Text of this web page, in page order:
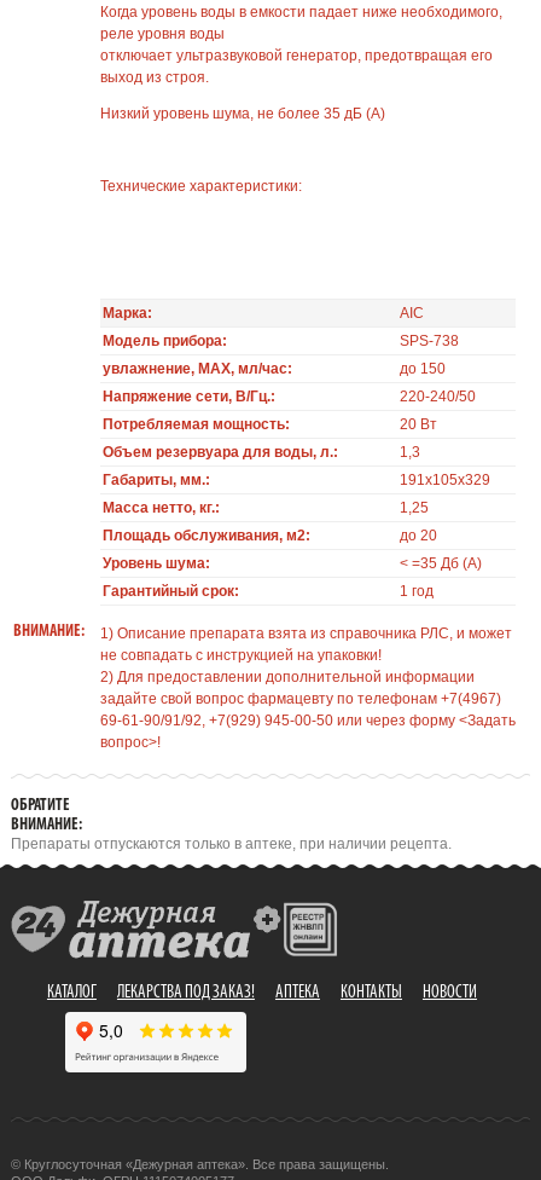
Когда уровень воды в емкости падает ниже необходимого,
реле уровня воды
отключает ультразвуковой генератор, предотвращая его
выход из строя.
Низкий уровень шума, не более 35 дБ (А)
Технические характеристики:
Марка:
AIC
Модель прибора:
SPS-738
увлажнение, MAX, мл/час:
до 150
Напряжение сети, В/Гц.:
220-240/50
Потребляемая мощность:
20 Вт
Объем резервуара для воды, л.:
1,3
Габариты, мм.:
191x105x329
Масса нетто, кг.:
1,25
Площадь обслуживания, м2:
до 20
Уровень шума:
< =35 Дб (A)
Гарантийный срок:
1 год
ВНИМАНИЕ:
1) Описание препарата взята из справочника РЛС, и может
не совпадать с инструкцией на упаковки!
2) Для предоставлении дополнительной информации
задайте свой вопрос фармацевту по телефонам +7(4967)
69-61-90/91/92, +7(929) 945-00-50 или через форму <Задать
вопрос>!
ОБРАТИТЕ
ВНИМАНИЕ:
Препараты отпускаются только в аптеке, при наличии рецепта.
КАТАЛОГ ЛЕКАРСТВА ПОД ЗАКАЗ! АПТЕКА КОНТАКТЫ НОВОСТИ
© Круглосуточная «Дежурная аптека». Все права защищены.